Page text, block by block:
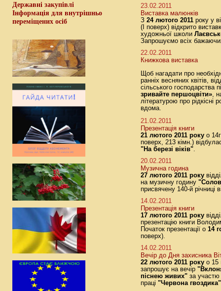
Державні закупівлі
Інформація для внутрішньо
переміщених осіб
23.02.2011
Виставка малюнків
З 24 лютого 2011 року у
(І поверх) відкрито
художньої школи
Запрошуємо всіх
22.02.2011
Книжкова виставка
Щоб нагадати про
ранніх весняних квітів,
сільського господарства
зривайте першоцвіти» ,
літературою про
вдома.
21.02.2011
Презентація книги
21 лютого 2011 року о
поверх, 213 кімн.)
"На березі віків".
20.02.2011
Музична година
27 лютого 2011 року
на музичну годину
присвячену 140-й
14.02.2011
Презентація книги
17 лютого 2011 року
презентацію книги
Початок презентації о 14
поверх).
14.02.2011
Вечір до Дня захисника
22 лютого 2011 року о 15
запрошує на вечір
піснею живих" за участю
праці "Червона